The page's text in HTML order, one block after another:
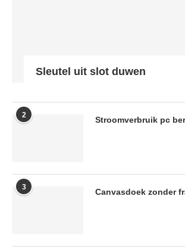
Sleutel uit slot duwen
2 Stroomverbruik pc
3 Canvasdoek zonder